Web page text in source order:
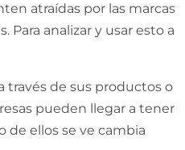
atraídas por las marcas
analizar y usar esto a
través de sus productos o
pueden llegar a tener
de ellos se ve cambia